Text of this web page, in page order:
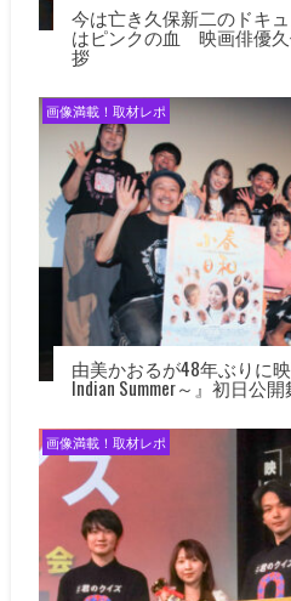
今は亡き久保新二のドキ
はピンクの血 映画俳優
拶
画像満載！取材レポ
由美かおるが48年ぶりに
Indian Summer～』初日公
画像満載！取材レポ